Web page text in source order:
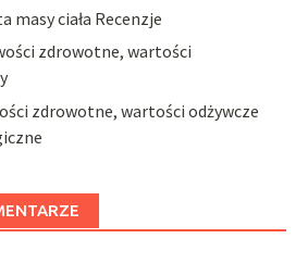
masy ciała Recenzje
zdrowotne, wartości
zdrowotne, wartości odżywcze